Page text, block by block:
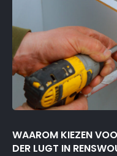
WAAROM KIEZEN
DER LUGT IN